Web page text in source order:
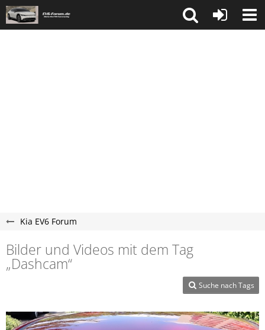
Kia EV6 Forum
Bilder und Videos mit dem Tag
„Dashcam“
Suche nach Tags